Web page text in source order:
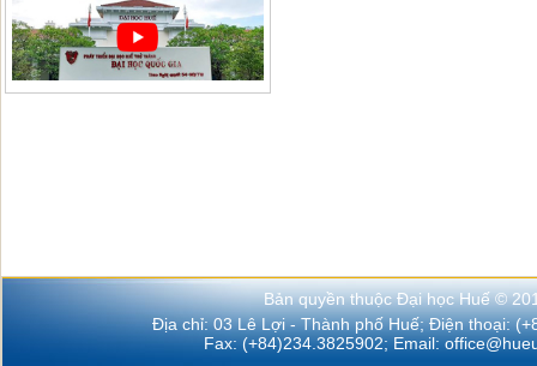
Bản quyền thuộc Đại học Huế ©
Địa chỉ: 03 Lê Lợi - Thành phố Huế; Điện thoại:
Fax: (+84)234.3825902; Email: